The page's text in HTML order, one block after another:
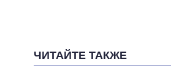
ЧИТАЙТЕ ТАКЖЕ